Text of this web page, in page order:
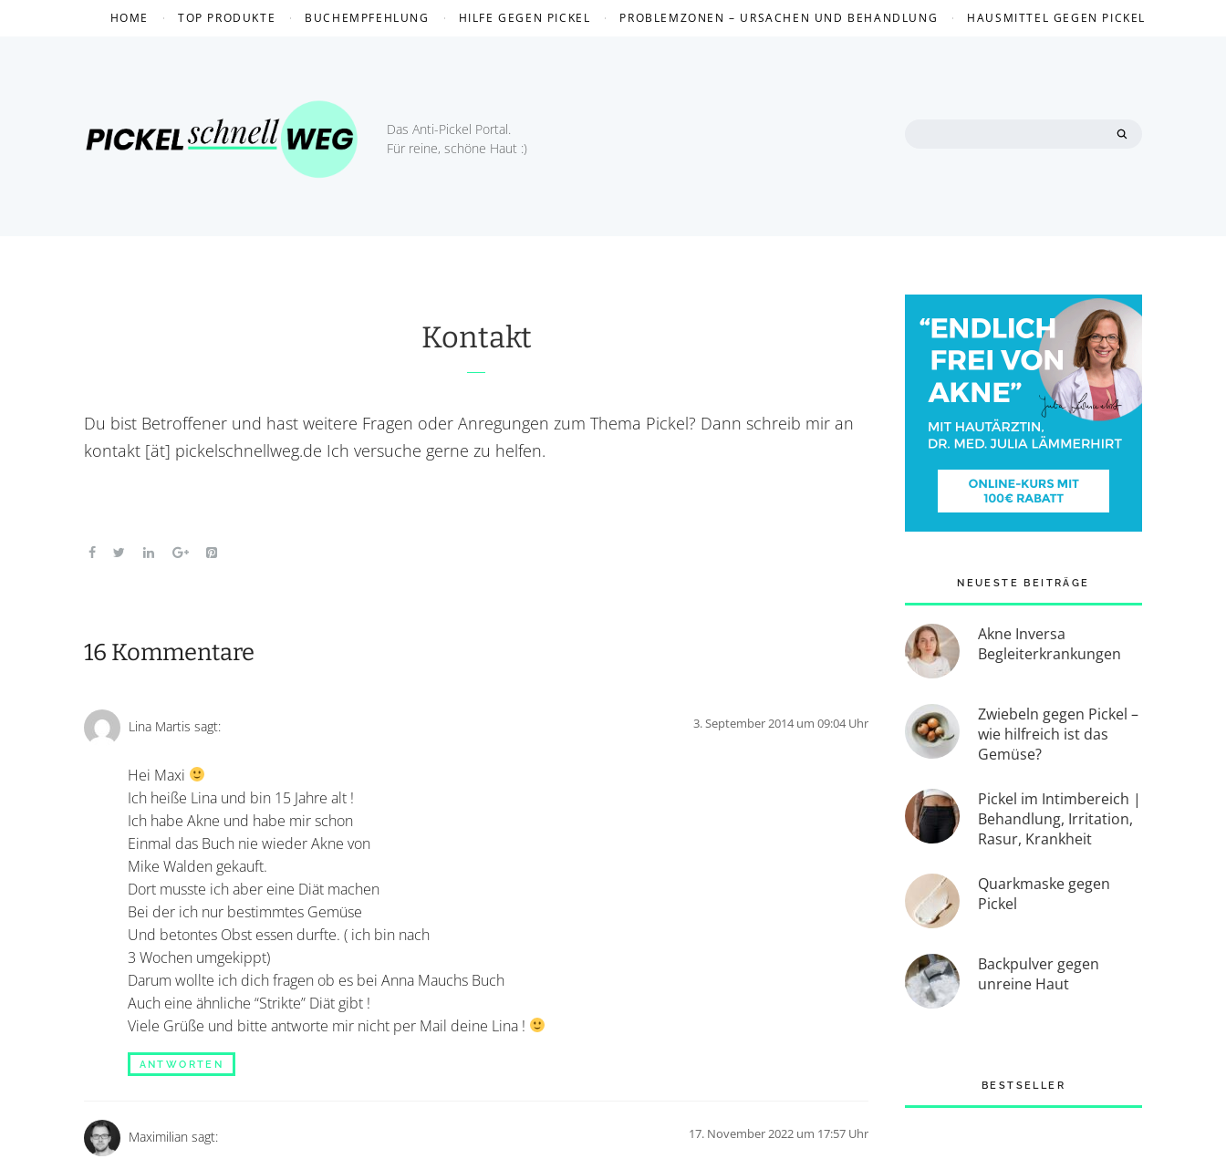
HOME TOP PRODUKTE BUCHEMPFEHLUNG HILFE GEGEN PICKEL PROBLEMZONEN – URSACHEN UND BEHANDLUNG HAUSMITTEL GEGEN PICKEL
Das Anti-Pickel Portal.
Für reine, schöne Haut :)
Kontakt
Du bist Betroffener und hast weitere Fragen oder Anregungen zum Thema Pickel? Dann schreib mir an
kontakt [ät] pickelschnellweg.de Ich versuche gerne zu helfen.
16 Kommentare
Lina Martis sagt: 3. September 2014 um 09:04 Uhr
Hei Maxi
Ich heiße Lina und bin 15 Jahre alt !
Ich habe Akne und habe mir schon
Einmal das Buch nie wieder Akne von
Mike Walden gekauft.
Dort musste ich aber eine Diät machen
Bei der ich nur bestimmtes Gemüse
Und betontes Obst essen durfte. ( ich bin nach
3 Wochen umgekippt)
Darum wollte ich dich fragen ob es bei Anna Mauchs Buch
Auch eine ähnliche “Strikte” Diät gibt !
Viele Grüße und bitte antworte mir nicht per Mail deine Lina !
ANTWORTEN
Maximilian sagt: 17. November 2022 um 17:57 Uhr
NEUESTE BEITRÄGE
Akne Inversa
Begleiterkrankungen
Zwiebeln gegen Pickel –
wie hilfreich ist das
Gemüse?
Pickel im Intimbereich |
Behandlung, Irritation,
Rasur, Krankheit
Quarkmaske gegen
Pickel
Backpulver gegen
unreine Haut
BESTSELLER